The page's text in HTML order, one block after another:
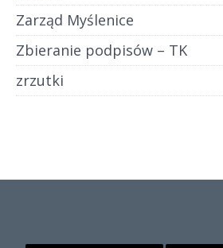
Zarząd Myślenice
Zbieranie podpisów – TK
zrzutki